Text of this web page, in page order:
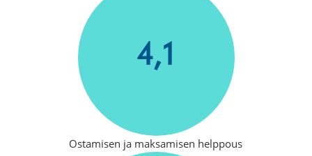
4,1
Ostamisen ja maksamisen helppous